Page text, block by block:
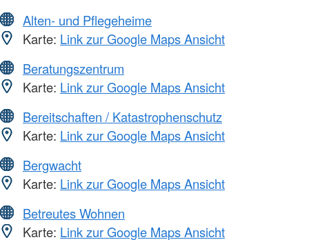
Alten- und Pflegeheime
Karte: Link zur Google Maps Ansicht
Beratungszentrum
Karte: Link zur Google Maps Ansicht
Bereitschaften / Katastrophenschutz
Karte: Link zur Google Maps Ansicht
Bergwacht
Karte: Link zur Google Maps Ansicht
Betreutes Wohnen
Karte: Link zur Google Maps Ansicht